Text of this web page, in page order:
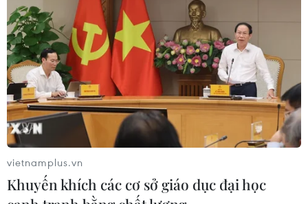
tinh" của điện ảnh Việt
03/07/2026 00:12
Cục Điện ảnh nói gì về phim "Chiếc
kén" có Trương Ngọc Ánh
02/07/2026 01:53
"Điểm neo" cho điện ảnh trước "cuộc
vietnamplus.vn
Khuyến khích các cơ sở giáo dục đại học